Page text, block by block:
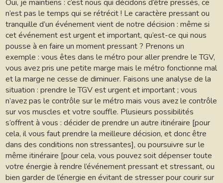
Oui, je maintiens : c’est nous qui décidons d’être pressés, ce
n’est pas le temps qui se rétrécit ! Le caractère pressant ou
tranquille d’un événement vient de notre décision : même si
cet événement est urgent et important, qu’est-ce qui nous
pousse à en faire un moment pressant ? Prenons un
exemple : vous êtes dans le métro pour aller prendre le TGV,
vous avez pris une petite marge mais le métro fonctionne mal
et la marge ne cesse de diminuer. Faisons une analyse de la
situation : prendre le TGV est urgent et important ; vous
n’avez pas le contrôle sur le métro mais vous avez le contrôle
sur vos muscles et votre souffle. Plusieurs possibilités
s’offrent à vous : décider de prendre un autre itinéraire [pour
cela, il vous faut prendre la meilleure décision, et donc être
dans des conditions non stressantes], ou poursuivre sur le
même itinéraire [pour cela, vous pouvez soit dépenser toute
votre énergie à rendre l’événement pressant et stressant, ou
bien garder de l’énergie en évitant de stresser pour courir sur